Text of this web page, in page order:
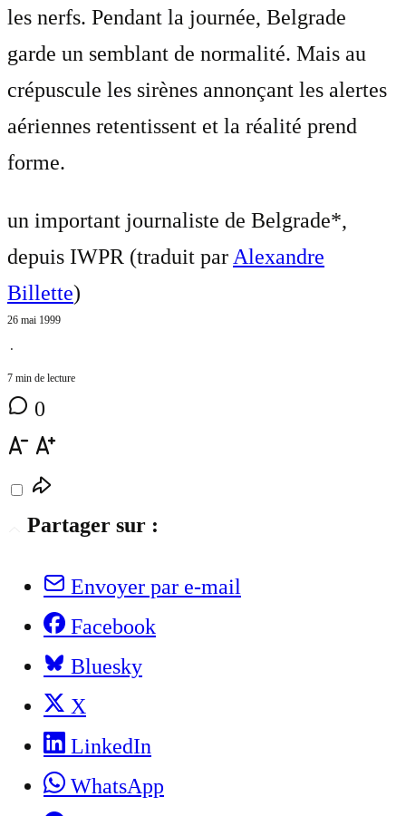
les nerfs. Pendant la journée, Belgrade
garde un semblant de normalité. Mais au
crépuscule les sirènes annonçant les alertes
aériennes retentissent et la réalité prend
forme.
un important journaliste de Belgrade*,
depuis IWPR (traduit parAlexandre
Billette)
26 mai 1999
⋅
7 min de lecture
0
Partager sur :
Envoyer par e-mail
Facebook
Bluesky
X
LinkedIn
WhatsApp